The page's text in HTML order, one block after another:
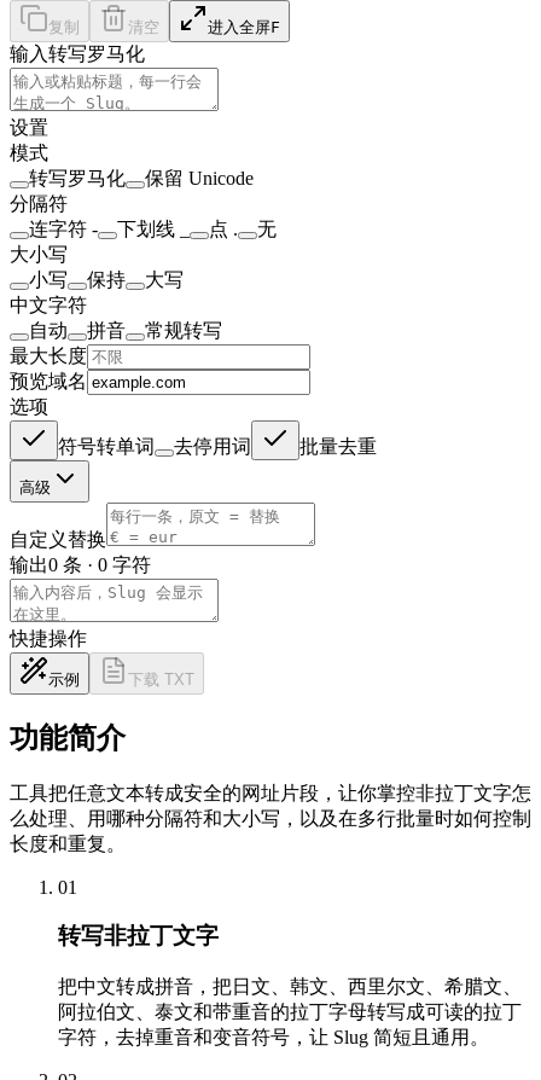
复制 清空 进入全屏F
输入转写罗马化
设置
模式
转写罗马化
保留 Unicode
分隔符
连字符 -
下划线 _ 点 .
无
大小写
小写
保持
大写
中文字符
自动
拼音
常规转写
最大长度
预览域名
选项
符号转单词
去停用词 批量去重
高级
自定义替换
输出0 条 · 0 字符
快捷操作
示例 下载 TXT
功能简介
工具把任意文本转成安全的网址片段，让你掌控非拉丁文字怎
么处理、用哪种分隔符和大小写，以及在多行批量时如何控制
长度和重复。
01
转写非拉丁文字
把中文转成拼音，把日文、韩文、西里尔文、希腊文、
阿拉伯文、泰文和带重音的拉丁字母转写成可读的拉丁
字符，去掉重音和变音符号，让 Slug 简短且通用。